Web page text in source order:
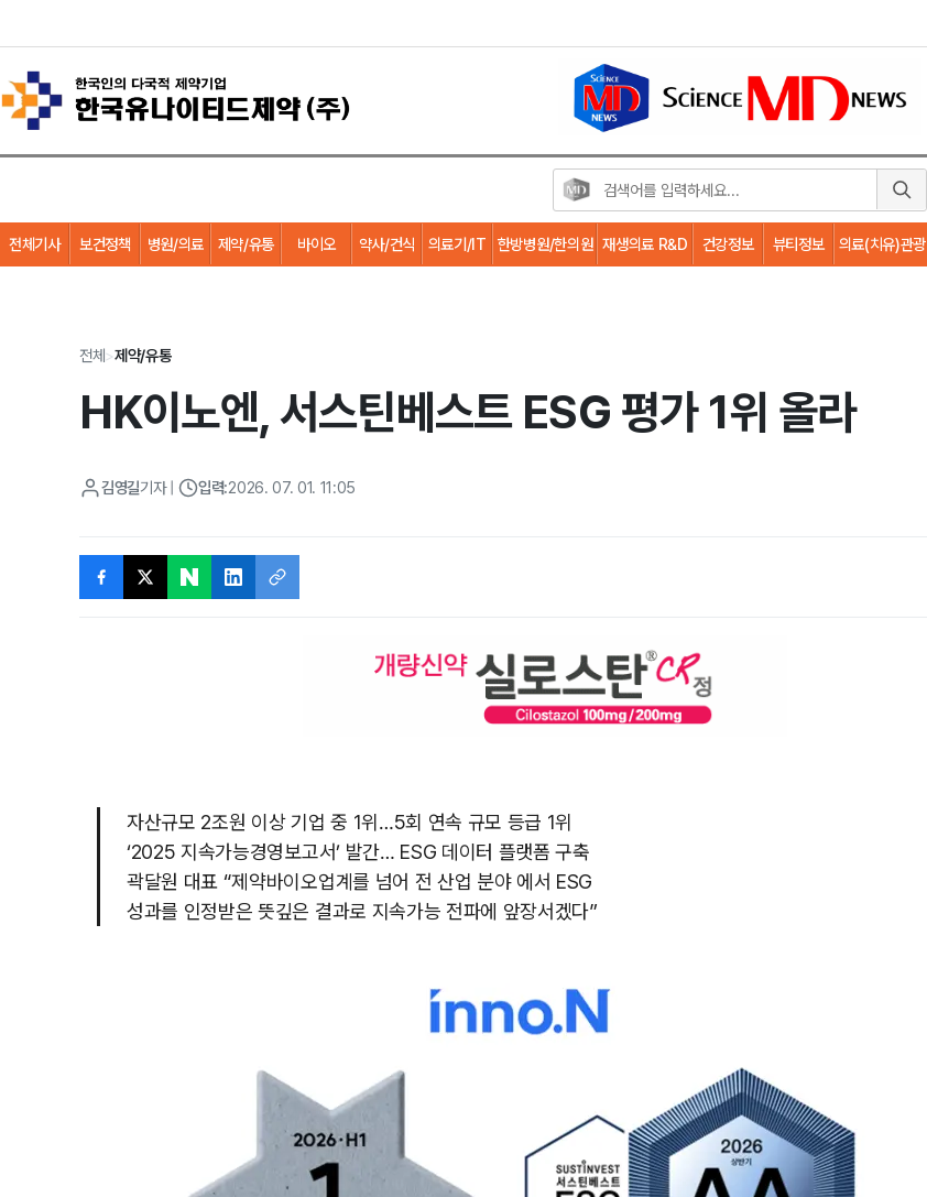
전체기사 보건정책 병원/의료 제약/유통 바이오 약사/건식 의료기/IT 한방병원/한의원 재생의료 R&D 건강정보 뷰티정보 의료(치유)관광
전체>제약/유통
HK이노엔, 서스틴베스트 ESG 평가 1위 올라
김영길기자 입력:2026. 07. 01. 11:05
자산규모 2조원 이상 기업 중 1위…5회 연속 규모 등급 1위
‘2025 지속가능경영보고서’ 발간… ESG 데이터 플랫폼 구축
곽달원 대표 “제약바이오업계를 넘어 전 산업 분야 에서 ESG
성과를 인정받은 뜻깊은 결과로 지속가능 전파에 앞장서겠다”